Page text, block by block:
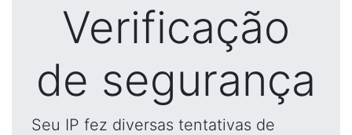
Verificação
de segurança
Seu IP fez diversas tentativas de